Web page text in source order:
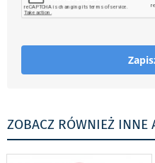
ZOBACZ RÓWNIEŻ INNE